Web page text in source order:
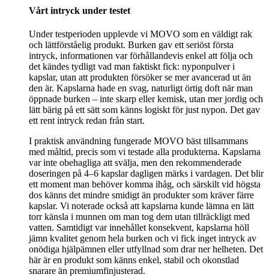
Vårt intryck under testet
Under testperioden upplevde vi MOVO som en väldigt rak
och lättförståelig produkt. Burken gav ett seriöst första
intryck, informationen var förhållandevis enkel att följa och
det kändes tydligt vad man faktiskt fick: nyponpulver i
kapslar, utan att produkten försöker se mer avancerad ut än
den är. Kapslarna hade en svag, naturligt örtig doft när man
öppnade burken – inte skarp eller kemisk, utan mer jordig och
lätt bärig på ett sätt som känns logiskt för just nypon. Det gav
ett rent intryck redan från start.
I praktisk användning fungerade MOVO bäst tillsammans
med måltid, precis som vi testade alla produkterna. Kapslarna
var inte obehagliga att svälja, men den rekommenderade
doseringen på 4–6 kapslar dagligen märks i vardagen. Det blir
ett moment man behöver komma ihåg, och särskilt vid högsta
dos känns det mindre smidigt än produkter som kräver färre
kapslar. Vi noterade också att kapslarna kunde lämna en lätt
torr känsla i munnen om man tog dem utan tillräckligt med
vatten. Samtidigt var innehållet konsekvent, kapslarna höll
jämn kvalitet genom hela burken och vi fick inget intryck av
onödiga hjälpämnen eller utfyllnad som drar ner helheten. Det
här är en produkt som känns enkel, stabil och okonstlad
snarare än premiumfinjusterad.